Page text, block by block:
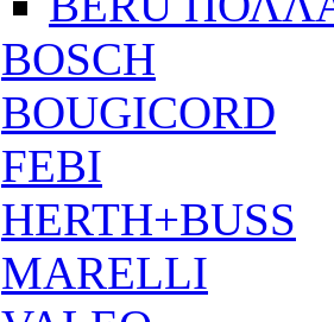
BOSCH
BOUGICORD
FEBI
HERTH+BUSS
MARELLI